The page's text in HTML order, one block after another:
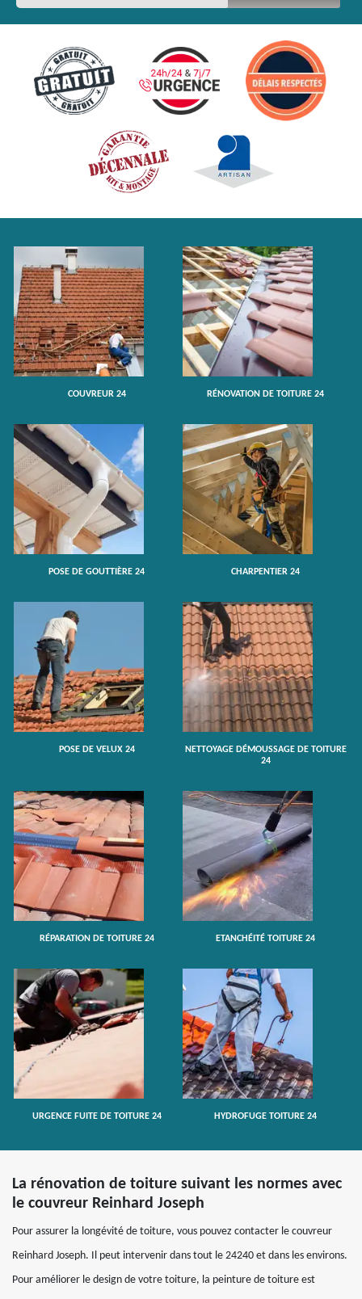
COUVREUR 24 RÉNOVATION DE TOITURE 24
POSE DE GOUTTIÈRE 24 CHARPENTIER 24
POSE DE VELUX 24
NETTOYAGE DÉMOUSSAGE DE TOITURE
24
RÉPARATION DE TOITURE 24 ETANCHÉITÉ TOITURE 24
URGENCE FUITE DE TOITURE 24 HYDROFUGE TOITURE 24
La rénovation de toiture suivant les normes avec
le couvreur Reinhard Joseph
Pour assurer la longévité de toiture, vous pouvez contacter le couvreur
Reinhard Joseph. Il peut intervenir dans tout le 24240 et dans les environs.
Pour améliorer le design de votre toiture, la peinture de toiture est